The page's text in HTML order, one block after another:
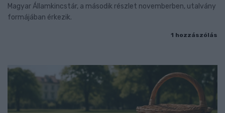
Magyar Államkincstár, a második részlet novemberben, utalvány
formájában érkezik.
1 hozzászólás